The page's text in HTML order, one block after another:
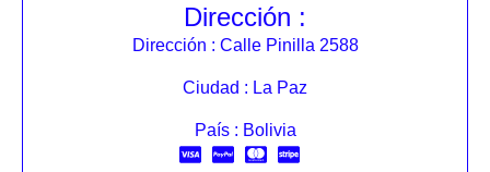
Dirección :
Dirección : Calle Pinilla 2588
Ciudad : La Paz
País : Bolivia